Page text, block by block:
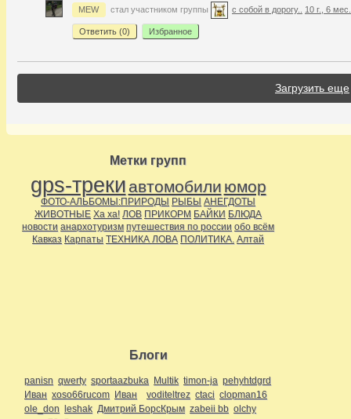
MEW стал участником группы с собой в дорогу.. 10 г., 6
Ответить (0) Избранное
Загрузить еще
Метки групп
gps-треки автомобили юмор
ФОТО-АЛЬБОМЫ:ПРИРОДЫ РЫБЫ АНЕГДОТЫ
ЖИВОТНЫЕ Ха ха! ЛОВ ПРИКОРМ БАЙКИ БЛЮДА
новости анархотуризм путешествия по россии обо всём
Кавказ Карпаты ТЕХНИКА ЛОВА ПОЛИТИКА. Алтай
Блоги
panisn qwerty sportaazbuka Multik timon-ja pehyhtdgrd
Иван xoso66rucom Иван voditeltrez ctaci clopman16
ole_don leshak Дмитрий БорсКрым zabeii bb olchy